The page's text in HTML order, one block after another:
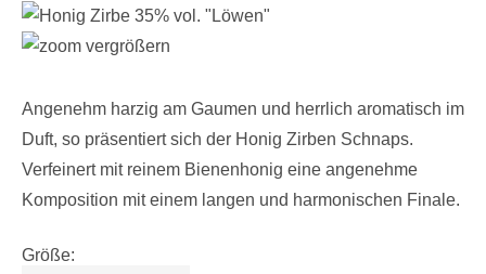
vergrößern
Angenehm harzig am Gaumen und herrlich aromatisch im
Duft, so präsentiert sich der Honig Zirben Schnaps.
Verfeinert mit reinem Bienenhonig eine angenehme
Komposition mit einem langen und harmonischen Finale.
Größe: